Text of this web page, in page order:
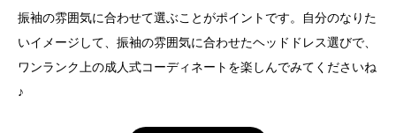
振袖の雰囲気に合わせて選ぶことがポイントです。自分のなりた
いイメージして、振袖の雰囲気に合わせたヘッドドレス選びで、
ワンランク上の成人式コーディネートを楽しんでみてくださいね
♪